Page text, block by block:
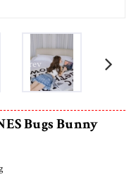
prev
Bugs Bunny